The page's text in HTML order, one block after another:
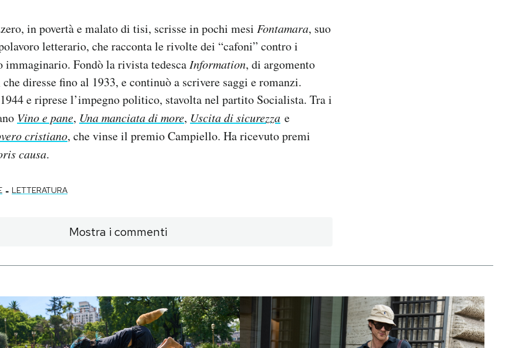
in povertà e malato di tisi, scrisse in pochi mesi Fontamara, suo
letterario, che racconta le rivolte dei “cafoni” contro i
immaginario. Fondò la rivista tedesca Information, di argomento
diresse fino al 1933, e continuò a scrivere saggi e romanzi.
e riprese l’impegno politico, stavolta nel partito Socialista. Tra i
Vino e pane, Una manciata di more, Uscita di sicurezza e
cristiano, che vinse il premio Campiello. Ha ricevuto premi
causa.
- LETTERATURA
Mostra i commenti